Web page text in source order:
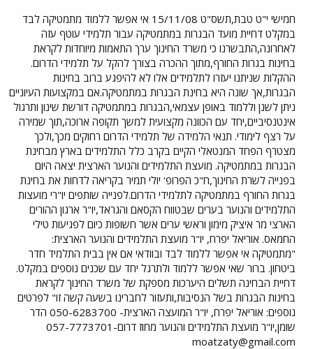
חמישי י"ט טבת,תשס"ט 15/11/08 אי אפשר ללמוד מתמטיקה לבד
במקלט דחיית מועד הבגרות במתמטיקה עבור תלמידי עוטף עזה
לאחרונה,התבשרנו כי משרד החינוך ערך התאמות מיוחדות לקראת
בחינות בגרות החורף,מתוך ההכרה בצורך להקל על תלמידי הדרום.
ההקלות שניתנו יעזרו לתלמידים אלו לא להיפגע ברוב בחינות
הבגרות,אך שונה היא בחינת הבגרות במתמטיקה.אם במקצועות העיוניים
ניתן לשנן וללמוד באופן עצמאי,הבגרות במתמטיקה דורשת שינון ותרגול
אינטנסיביים,יחד עם הכוונה מקצועית למשך תקופה ארוכה,תוך שמירה
על רצף לימודי. תנאי הלמידה של תלמידי הדרום רחוקים מכך,ולכך
מצטרף הפחד המנטאלי הקיים בקרב כלל התלמידים בארץ מבחינת
הבגרות במתמטיקה. מועצת התלמידים והנוער הארצית יצאה היום
בפנייה לשרת החינוך,ח"כ הפרופ' יולי תמיר בקריאה לדחות את בחינת
בגרות החורף במתמטיקה לתלמידי הדרום.לפנייה שותפים יו"רי מועצות
התלמידים והנוער בערים שבטווח הקסאם והגראד,יו"ר ארגון ההורים
הארצי מר איציק מימון וראשי ערים אשר חשופות כיום לפגיעות טילי
החמאס. אוריאל יפרח, יו"ר מועצת התלמידים והנוער הארצית:
"מתמטיקה אי אפשר ללמוד לבד ובוודאי אם אין בבית התלמיד חדר
ביטחון. ברור שאי אפשר ללמוד ולתרגל יחד עם שכנים נוספים במקלט.
דחיית הבחינה תשלים היערכות מספקת של משרד החינוך לקראת
בחינות הבגרות בשל הנסיבות,ותעזור לחברינו בשעה קשה זו" לפרטים
נוספים: אוריאל יפרח, יו"ר המועצה הארצית- 050-6283700 הדר
שומן,יו"ר מועצת התלמידים והנוער מחוז דרום-057-7773701
moatzaty@gmail.com